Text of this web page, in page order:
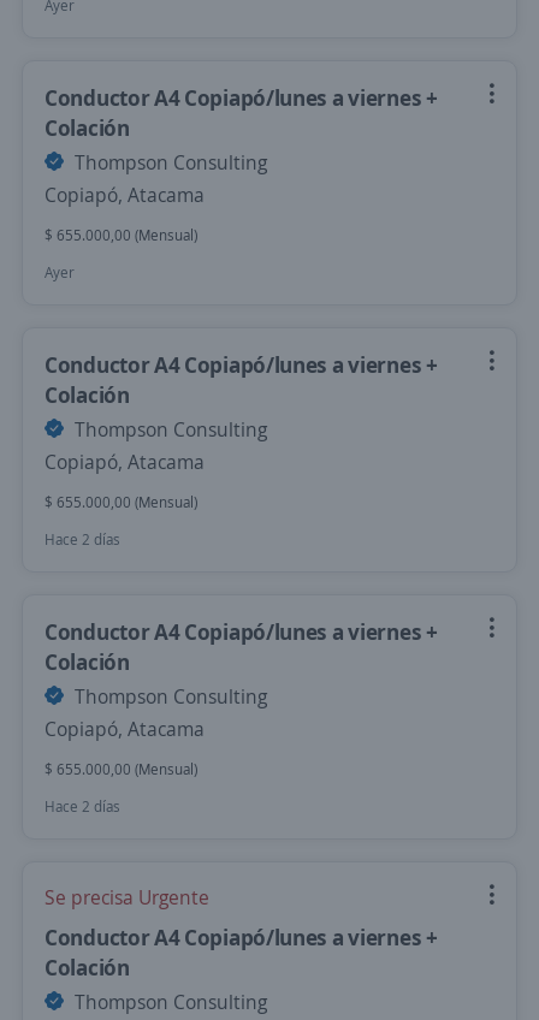
Ayer
Conductor A4 Copiapó/lunes a viernes +
Colación
Thompson Consulting
Copiapó, Atacama
$ 655.000,00 (Mensual)
Ayer
Conductor A4 Copiapó/lunes a viernes +
Colación
Thompson Consulting
Copiapó, Atacama
$ 655.000,00 (Mensual)
Hace 2 días
Conductor A4 Copiapó/lunes a viernes +
Colación
Thompson Consulting
Copiapó, Atacama
$ 655.000,00 (Mensual)
Hace 2 días
Se precisa Urgente
Conductor A4 Copiapó/lunes a viernes +
Colación
Thompson Consulting